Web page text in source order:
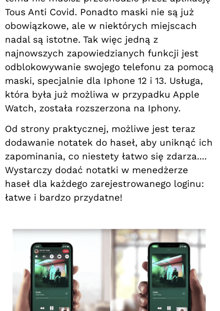
Tous Anti Covid. Ponadto maski nie są już
obowiązkowe, ale w niektórych miejscach
nadal są istotne. Tak więc jedną z
najnowszych zapowiedzianych funkcji jest
odblokowywanie swojego telefonu za pomocą
maski, specjalnie dla Iphone 12 i 13. Usługa,
która była już możliwa w przypadku Apple
Watch, została rozszerzona na Iphony.
Od strony praktycznej, możliwe jest teraz
dodawanie notatek do haseł, aby uniknąć ich
zapominania, co niestety łatwo się zdarza....
Wystarczy dodać notatki w menedżerze
haseł dla każdego zarejestrowanego loginu:
łatwe i bardzo przydatne!